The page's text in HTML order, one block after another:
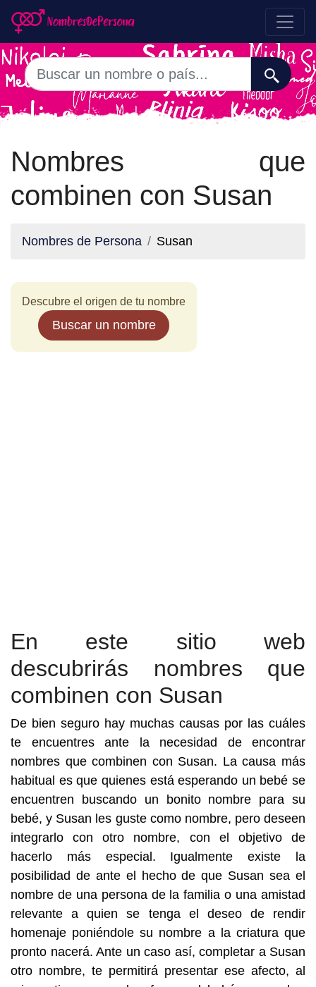
Nombres que
combinen con Susan
Nombres de Persona Susan
Descubre el origen de tu nombre
Buscar un nombre
En este sitio web
descubrirás nombres que
combinen con Susan
De bien seguro hay muchas causas por las cuáles
te encuentres ante la necesidad de encontrar
nombres que combinen con Susan. La causa más
habitual es que quienes está esperando un bebé se
encuentren buscando un bonito nombre para su
bebé, y Susan les guste como nombre, pero deseen
integrarlo con otro nombre, con el objetivo de
hacerlo más especial. Igualmente existe la
posibilidad de ante el hecho de que Susan sea el
nombre de una persona de la familia o una amistad
relevante a quien se tenga el deseo de rendir
homenaje poniéndole su nombre a la criatura que
pronto nacerá. Ante un caso así, completar a Susan
otro nombre, te permitirá presentar ese afecto, al